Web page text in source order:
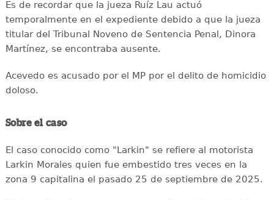
Es de recordar que la jueza Ruíz Lau actuó
temporalmente en el expediente debido a que la jueza
titular del Tribunal Noveno de Sentencia Penal, Dinora
Martínez, se encontraba ausente.
Acevedo es acusado por el MP por el delito de homicidio
doloso.
Sobre el caso
El caso conocido como "Larkin" se refiere al motorista
Larkin Morales quien fue embestido tres veces en la
zona 9 capitalina el pasado 25 de septiembre de 2025.